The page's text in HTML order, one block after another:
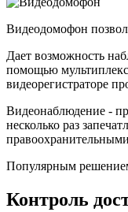
Видеодомофон
Дает возможность
помощью
видеорегистраторе
Видеонаблюдение -
несколько раз
Популярным
Контроль